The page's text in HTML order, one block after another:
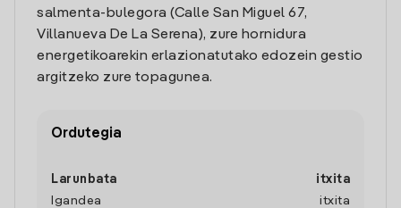
salmenta-bulegora (Calle San Miguel 67,
Villanueva De La Serena), zure hornidura
energetikoarekin erlazionatutako edozein gestio
argitzeko zure topagunea.
Ordutegia
Larunbata
itxita
Igandea
itxita